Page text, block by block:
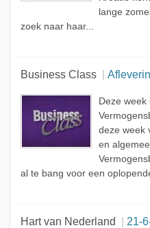
lange
zoek naar haar...
Business Class
Deze week
deze week
en
al te bang voor een
Hart van Nederland 21-